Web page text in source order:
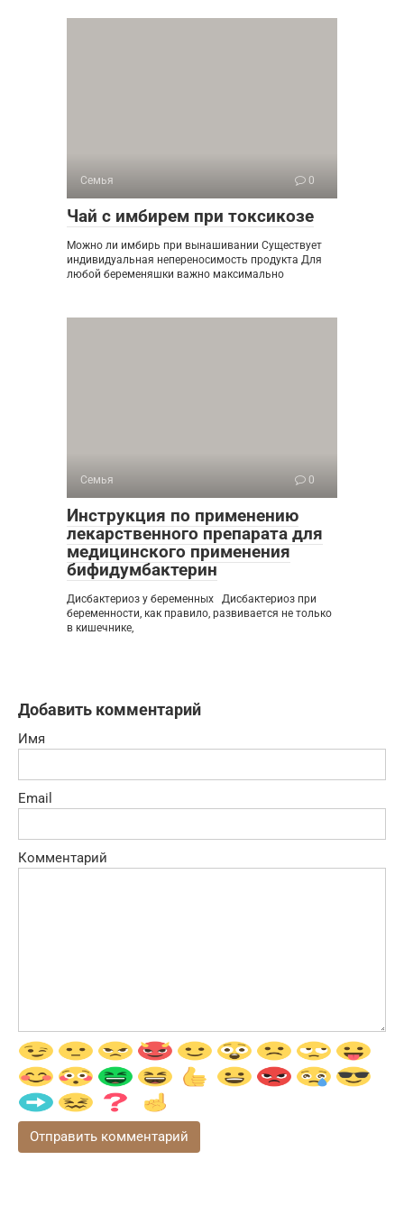
Семья 0
Чай с имбирем при токсикозе
Можно ли имбирь при вынашивании Существует
индивидуальная непереносимость продукта Для
любой беременяшки важно максимально
Семья 0
Инструкция по применению
лекарственного препарата для
медицинского применения
бифидумбактерин
Дисбактериоз у беременных Дисбактериоз при
беременности, как правило, развивается не только
в кишечнике,
Добавить комментарий
Имя
Email
Комментарий